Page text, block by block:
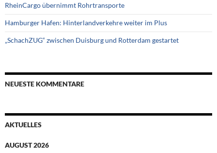
RheinCargo übernimmt Rohrtransporte
Hamburger Hafen: Hinterlandverkehre weiter im Plus
„SchachZUG“ zwischen Duisburg und Rotterdam gestartet
NEUESTE KOMMENTARE
AKTUELLES
AUGUST 2026